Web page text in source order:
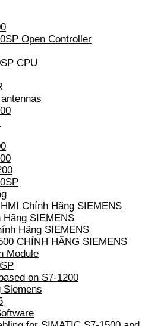
Open Controller
CPU
Chính Hãng SIEMENS
Hãng SIEMENS
Hãng SIEMENS
CHÍNH HÃNG SIEMENS
Module
on S7-1200
Siemens